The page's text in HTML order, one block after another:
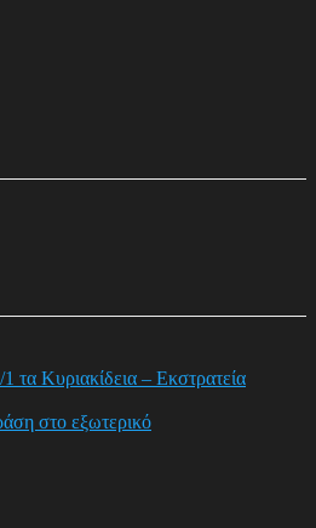
1 τα Κυριακίδεια – Εκστρατεία
στο εξωτερικό